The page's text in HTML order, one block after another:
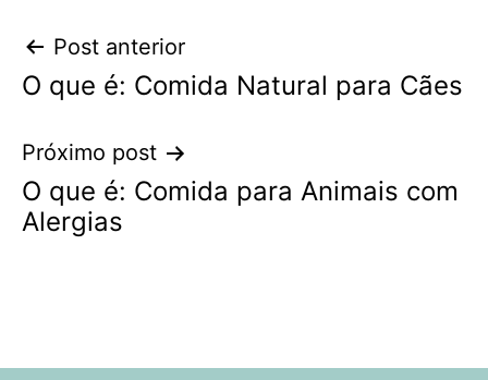
Navegação
de
Post
Post anterior
O que é: Comida Natural para Cães
Próximo post
O que é: Comida para Animais com
Alergias